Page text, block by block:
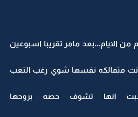
الايام...بعد مامر تقريبا اسبوعين
متمالكه نفسها شوي رغب التعب
انها تشوف حصه بروحها